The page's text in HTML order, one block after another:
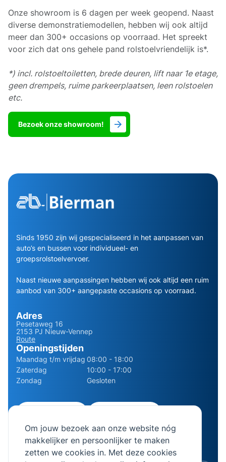
Om jouw bezoek aan onze website nóg
makkelijker en persoonlijker te maken
zetten we cookies in. Met deze cookies
Onze showroom is 6 dagen per week geopend. Naast
diverse demonstratiemodellen, hebben wij ook altijd
meer dan 300+ occasions op voorraad. Het spreekt
voor zich dat ons gehele pand rolstoelvriendelijk is*.
*) incl. rolstoeltoiletten, brede deuren, lift naar 1e etage,
geen drempels, ruime parkeerplaatsen, leen rolstoelen
etc.
Bezoek onze showroom!
Sinds 1950 zijn wij gespecialiseerd in het aanpassen van
auto’s en bussen voor individueel- en
groepsrolstoelvervoer.
Naast nieuwe aanpassingen hebben wij ook altijd een ruim
aanbod van 300+ aangepaste occasions op voorraad.
Adres
Pesetaweg 16
2153 PJ Nieuw-Vennep
Route
Openingstijden
Maandag t/m vrijdag 08:00 - 18:00
Zaterdag
10:00 - 17:00
Zondag
Gesloten
info@bierman.eu